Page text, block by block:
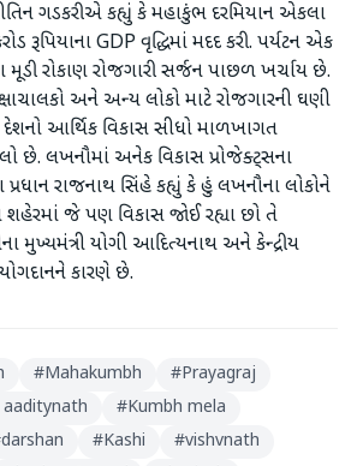
ગડકરીએ કહ્યું કે મહાકુંભ દરમિયાન એકલા
રૂપિયાના GDP વૃદ્ધિમાં મદદ કરી. પર્યટન એક
મૂડી રોકાણ રોજગારી સર્જન પાછળ ખર્ચાય છે.
અને અન્ય લોકો માટે રોજગારની ઘણી
આર્થિક વિકાસ સીધો માળખાગત
છે. લખનૌમાં અનેક વિકાસ પ્રોજેક્ટ્સના
રાજનાથ સિંહે કહ્યું કે હું લખનૌના લોકોને
જે પણ વિકાસ જોઈ રહ્યા છો તે
યોગી આદિત્યનાથ અને કેન્દ્રીય
યોગદાનને કારણે છે.
#Mahakumbh #Prayagraj
aaditynath #Kumbh mela
darshan #Kashi #vishvnath